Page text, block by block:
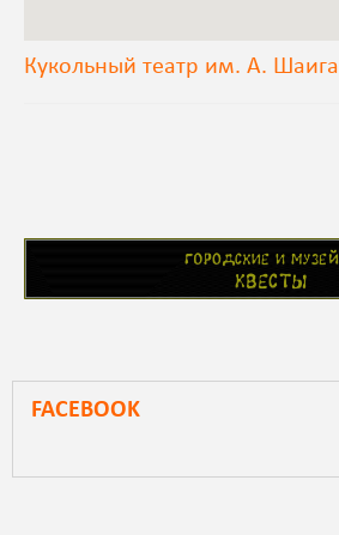
Кукольный театр им. А. Шаига
FACEBOOK